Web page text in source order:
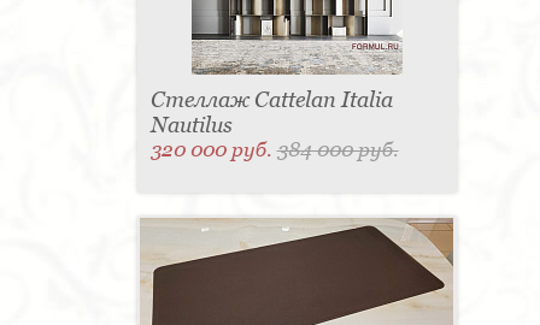
Стеллаж Cattelan Italia
Nautilus
320 000 руб.384 000 руб.